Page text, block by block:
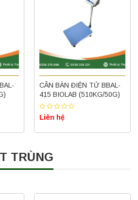
CÂN BÀN ĐIỆN TỬ BBAL-
415 BIOLAB (510KG/50G)
Liên hệ
TRÙNG